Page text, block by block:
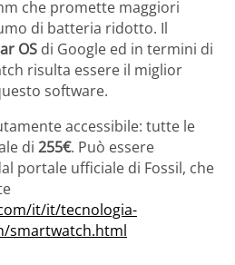
che promette maggiori
di batteria ridotto. Il
OS di Google ed in termini di
risulta essere il miglior
software.
accessibile: tutte le
di 255€. Può essere
portale ufficiale di Fossil, che
it/it/tecnologia-
smartwatch.html